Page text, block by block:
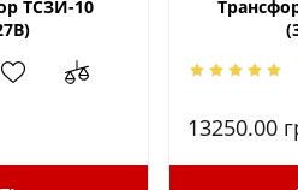
ТСЗИ-10
13250.00